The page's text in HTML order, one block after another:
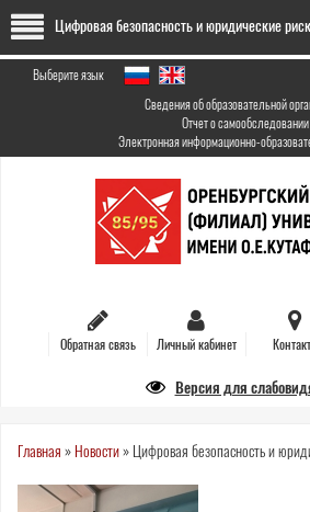
Перейти
основному
содержанию
Цифровая безопасность и юридические
Выберите язык
Сведения об образовательной
Отчет о самообследовании
Электронная информационно-
Обратная связь Личный кабинет
Версия для
Вы
здесь
Главная » Новости» Цифровая безопасность и